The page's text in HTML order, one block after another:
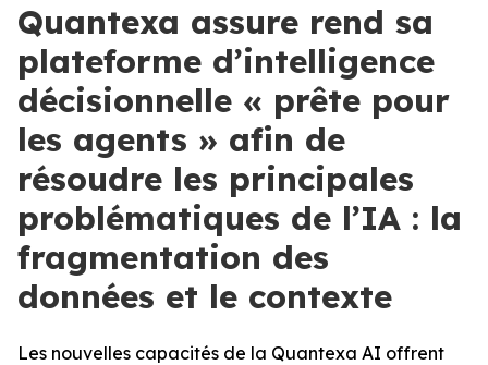
Quantexa assure rend sa
plateforme d’intelligence
décisionnelle « prête pour
les agents » afin de
résoudre les principales
problématiques de l’IA : la
fragmentation des
données et le contexte
Les nouvelles capacités de la Quantexa AI offrent